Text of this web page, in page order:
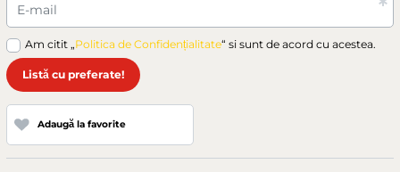
E-mail
Am citit „Politica de Confidențialitate“ si sunt de acord cu acestea.
Listă cu preferate!
Adaugă la favorite